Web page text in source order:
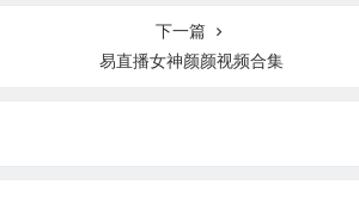
下一篇
易直播女神颜颜视频合集